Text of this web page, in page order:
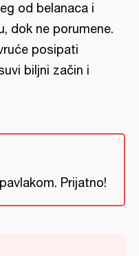
od belanaca i
dok ne porumene.
posipati
biljni začin i
Prijatno!